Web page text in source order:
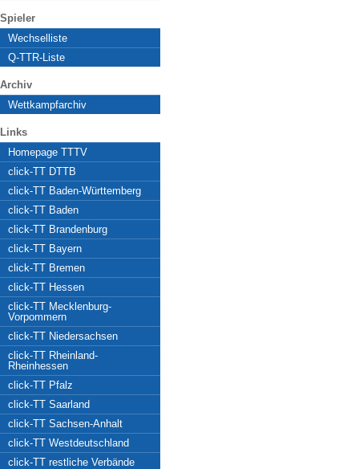
Spieler
Wechselliste
Q-TTR-Liste
Archiv
Wettkampfarchiv
Links
Homepage TTTV
click-TT DTTB
click-TT Baden-Württemberg
click-TT Baden
click-TT Brandenburg
click-TT Bayern
click-TT Bremen
click-TT Hessen
click-TT Mecklenburg-
Vorpommern
click-TT Niedersachsen
click-TT Rheinland-
Rheinhessen
click-TT Pfalz
click-TT Saarland
click-TT Sachsen-Anhalt
click-TT Westdeutschland
click-TT restliche Verbände